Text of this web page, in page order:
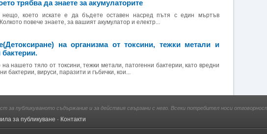
трябва да знаете за акумулаторите
нещо, което искате е да бъдете оставен насред пътя с един мъртъв
повече знаете, за вашият акумулатор и електр...
на организма от токсини, тежки метали и
бактерии.
на нашето тяло от токсини, тежки метали, патогенни бактерии, като вредни
бактерии, вируси, паразити и гъбички, кои...
за публикуваното съдържание и за действия свързани с него. Всеки потребител носи
за публикуване · Контакти